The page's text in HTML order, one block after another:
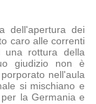
dell'apertura dei
caro alle correnti
una rottura della
giudizio non è
nell'aula
si mischiano e
la Germania e